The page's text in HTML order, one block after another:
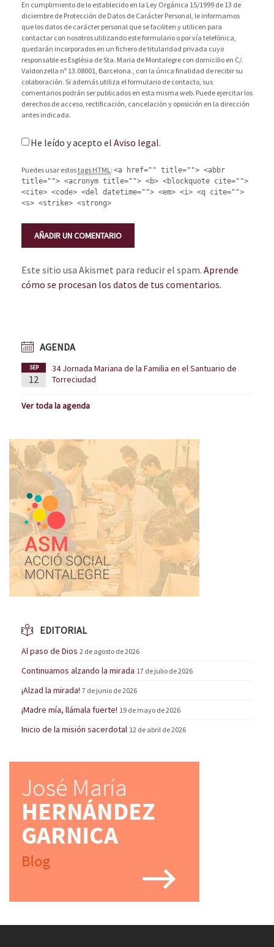
En cumplimiento de lo establecido en la Ley Orgánica 15/1999 de 13 de
diciembre de Protección de Datos de Carácter Personal, le informamos
que los datos de carácter personal que se faciliten y utilicen para
contactar con nosotros utilizando este formulario o por vía telefónica,
quedarán incorporados en un fichero de titularidad privada cuyo
responsable es Església de Sta. Maria de Montalegre con domicilio en C/.
Valdonzella nº 13.08001, Barcelona., con la única finalidad de recibir su
colaboración. Si además utiliza el formulario de contacto, sus
comentarios podrán ser publicados en esta misma web. Puede ejercitar los
derechos de acceso, rectificación, cancelación y oposición en la dirección
antes indicada.
He leído y acepto el Aviso legal.
Puedes usar estostags HTML: <a href="" title=""> <abbr
title=""> <acronym title=""> <b> <blockquote cite="">
<cite> <code> <del datetime=""> <em> <i> <q cite="">
<s> <strike> <strong>
Este sitio usa Akismet para reducir el spam. Aprende
cómo se procesan los datos de tus comentarios.
AGENDA
SEP
12
34 Jornada Mariana de la Familia en el Santuario de
Torreciudad
Ver toda la agenda
EDITORIAL
Al paso de Dios 2 de agosto de 2026
Continuamos alzando la mirada 17 de julio de 2026
¡Alzad la mirada! 7 de junio de 2026
¡Madre mía, llámala fuerte! 19 de mayo de 2026
Inicio de la misión sacerdotal 12 de abril de 2026